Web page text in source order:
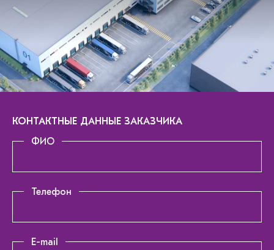
КОНТАКТНЫЕ ДАННЫЕ ЗАКАЗЧИКА
ФИО
Телефон
E-mail